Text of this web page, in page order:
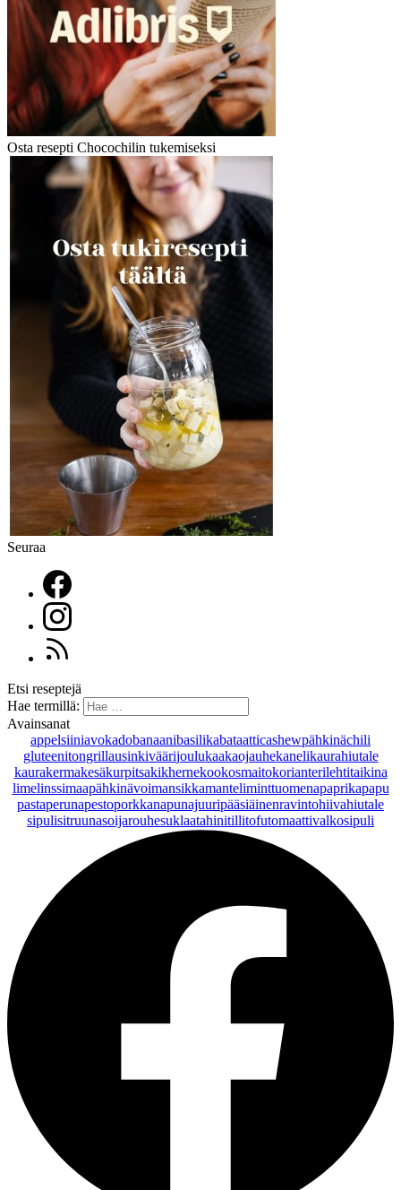
Osta resepti Chocochilin tukemiseksi
Seuraa
Etsi reseptejä
Hae termillä:
Avainsanat
appelsiiniavokadobanaanibasilikabataatticashewpähkinächili
gluteenitongrillausinkiväärijoulukaakaojauhekanelikaurahiutale
kaurakermakesäkurpitsakikhernekookosmaitokorianterilehtitaikina
limelinssimaapähkinävoimansikkamanteliminttuomenapaprikapapu
pastaperunapestoporkkanapunajuuripääsiäinenravintohiivahiutale
sipulisitruunasoijarouhesuklaatahinitillitofutomaattivalkosipuli